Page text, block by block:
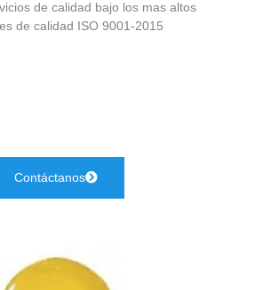
de calidad bajo los mas altos
de calidad ISO 9001-2015
Contáctanos